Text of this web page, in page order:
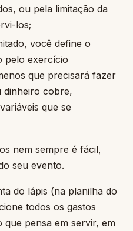
ou pela limitação da
los;
você define o
pelo exercício
que precisará fazer
dinheiro cobre,
que se
nem sempre é fácil,
seu evento.
do lápis (na planilha do
todos os gastos
pensa em servir, em